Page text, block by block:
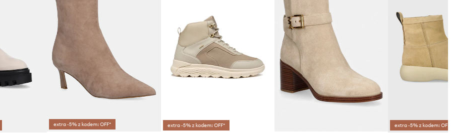
extra -5% z kodem: OFF* extra -5% z kodem: OFF* extra -5% z kodem: OFF*